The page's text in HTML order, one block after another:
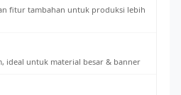
fitur tambahan untuk produksi lebih
ideal untuk material besar & banner